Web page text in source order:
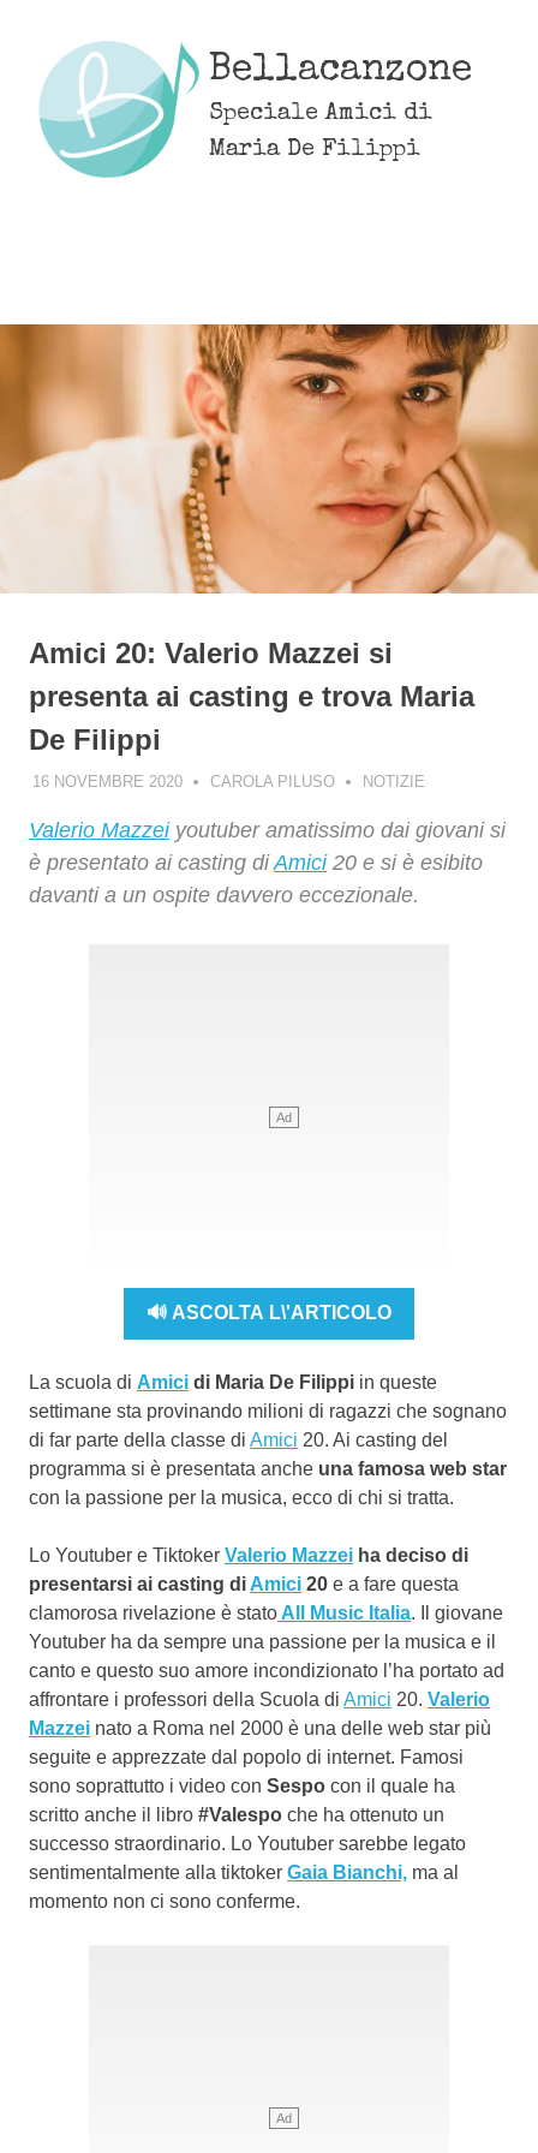
content
Bellacanzone
Speciale Amici di
Maria De Filippi
Amici 20: Valerio Mazzei si
presenta ai casting e trova Maria
De Filippi
16 NOVEMBRE 2020 CAROLA PILUSO NOTIZIE
Valerio Mazzeiyoutuber amatissimo dai giovani si
è presentato ai casting diAmici20 e si è esibito
davanti a un ospite davvero eccezionale.
🔊 ASCOLTA L\'ARTICOLO
La scuola di Amici di Maria De Filippi in queste
settimane sta provinando milioni di ragazzi che sognano
di far parte della classe di Amici 20. Ai casting del
programma si è presentata anche una famosa web star
con la passione per la musica, ecco di chi si tratta.
Lo Youtuber e Tiktoker Valerio Mazzei ha deciso di
presentarsi ai casting di Amici 20 e a fare questa
clamorosa rivelazione è stato All Music Italia. Il giovane
Youtuber ha da sempre una passione per la musica e il
canto e questo suo amore incondizionato l’ha portato ad
affrontare i professori della Scuola di Amici 20. Valerio
Mazzei nato a Roma nel 2000 è una delle web star più
seguite e apprezzate dal popolo di internet. Famosi
sono soprattutto i video con Sespo con il quale ha
scritto anche il libro #Valespo che ha ottenuto un
successo straordinario. Lo Youtuber sarebbe legato
sentimentalmente alla tiktoker Gaia Bianchi, ma al
momento non ci sono conferme.